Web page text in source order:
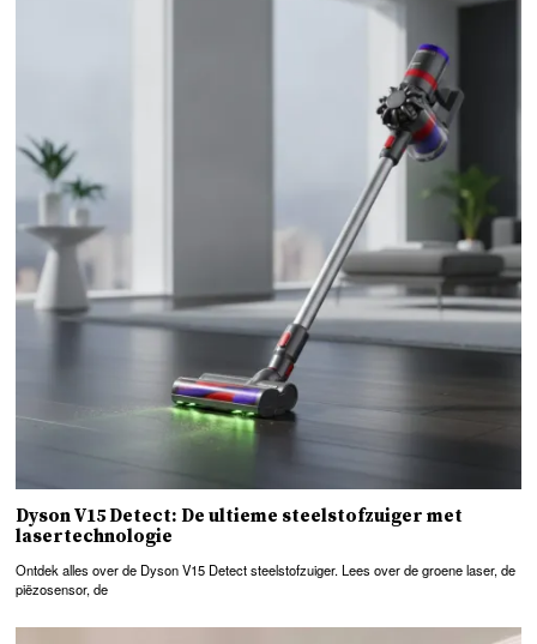
Dyson V15 Detect: De ultieme steelstofzuiger met
lasertechnologie
Ontdek alles over de Dyson V15 Detect steelstofzuiger. Lees over de groene laser, de
piëzosensor, de